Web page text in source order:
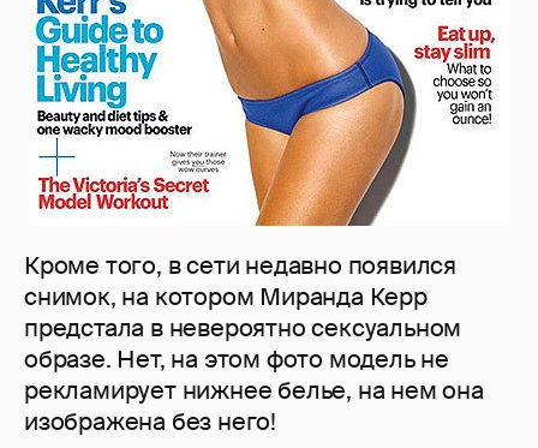
Кроме того, в сети недавно появился
снимок, на котором Миранда Керр
предстала в невероятно сексуальном
образе. Нет, на этом фото модель не
рекламирует нижнее белье, на нем она
изображена без него!